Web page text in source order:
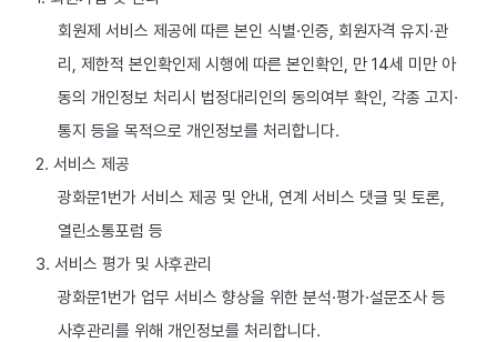
회원제 서비스 제공에 따른 본인 식별·인증, 회원자격 유지·관
리, 제한적 본인확인제 시행에 따른 본인확인, 만 14세 미만 아
동의 개인정보 처리시 법정대리인의 동의여부 확인, 각종 고지·
통지 등을 목적으로 개인정보를 처리합니다.
2. 서비스 제공
광화문1번가 서비스 제공 및 안내, 연계 서비스 댓글 및 토론,
열린소통포럼 등
3. 서비스 평가 및 사후관리
광화문1번가 업무 서비스 향상을 위한 분석·평가·설문조사 등
사후관리를 위해 개인정보를 처리합니다.